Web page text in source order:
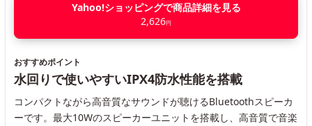
Yahoo!ショッピングで商品詳細を見る
2,626円
おすすめポイント
水回りで使いやすいIPX4防水性能を搭載
コンパクトながら高音質なサウンドが聴けるBluetoothスピーカ
ーです。最大10Wのスピーカーユニットを搭載し、高音質で音楽